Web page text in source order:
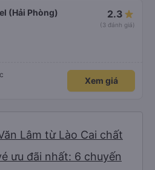
(Hải Phòng) 2.3
(3 đánh giá)
Xem giá
Lâm từ Lào Cai chất
ưu đãi nhất: 6 chuyến